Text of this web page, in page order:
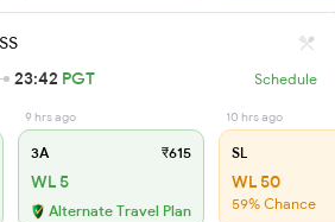
23:42 PGT Schedule
9 hrs ago
3A ₹615
WL 5
Alternate Travel Plan
10 hrs ago
SL
WL 50
59% Chance